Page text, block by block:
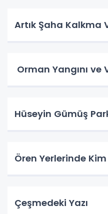
Artık Şaha Kalkma
Orman Yangını ve
Hüseyin Gümüş
Ören Yerlerinde
Çeşmedeki Yazı